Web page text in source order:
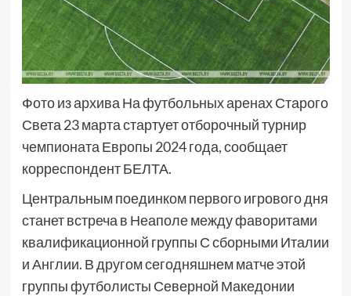
Фото из архива На футбольных аренах Старого
Света 23 марта стартует отборочный турнир
чемпионата Европы 2024 года, сообщает
корреспондент БЕЛТА.
Центральным поединком первого игрового дня
станет встреча в Неаполе между фаворитами
квалификационной группы С сборными Италии
и Англии. В другом сегодняшнем матче этой
группы футболисты Северной Македонии